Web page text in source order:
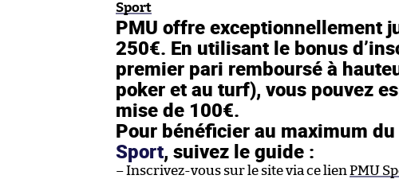
Sport
PMU offre exceptionnellement
250€. En utilisant le bonus
premier pari remboursé à
poker et au turf), vous pouvez
mise de 100€.
Pour bénéficier au maximum
Sport, suivez le guide :
– Inscrivez-vous sur le site via ce lien PMU